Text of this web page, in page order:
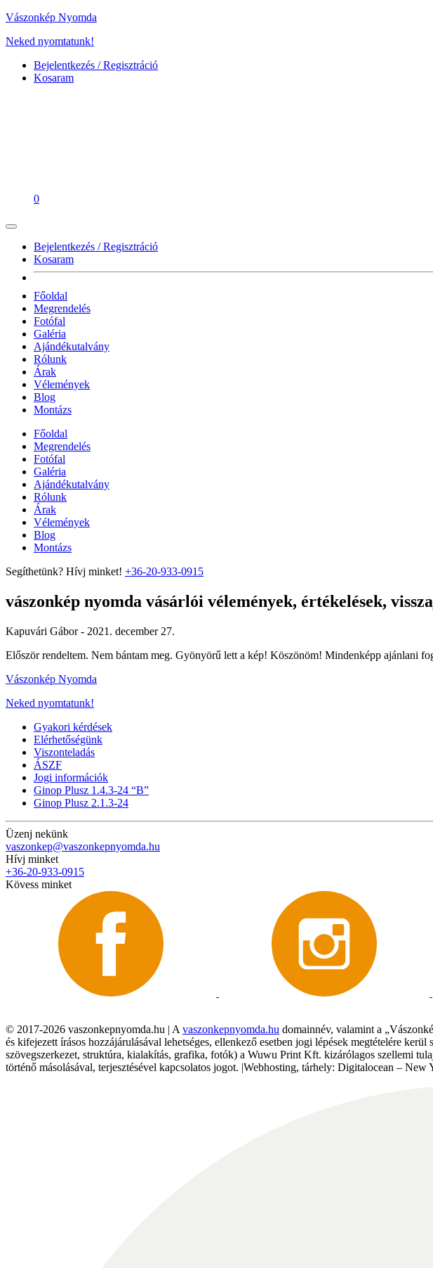
Vászonkép Nyomda
Neked nyomtatunk!
Bejelentkezés / Regisztráció
Kosaram
0
Bejelentkezés / Regisztráció
Kosaram
Főoldal
Megrendelés
Fotófal
Galéria
Ajándékutalvány
Rólunk
Árak
Vélemények
Blog
Montázs
Főoldal
Megrendelés
Fotófal
Galéria
Ajándékutalvány
Rólunk
Árak
Vélemények
Blog
Montázs
Segíthetünk? Hívj minket! +36-20-933-0915
vászonkép nyomda vásárlói vélemények, értékelések,
Kapuvári Gábor - 2021. december 27.
Először rendeltem. Nem bántam meg. Gyönyörű lett a kép! Köszönöm! Mindenképp ajánlani
Vászonkép Nyomda
Neked nyomtatunk!
Gyakori kérdések
Elérhetőségünk
Viszonteladás
ÁSZF
Jogi információk
Ginop Plusz 1.4.3-24 “B”
Ginop Plusz 2.1.3-24
Üzenj nekünk
vaszonkep@vaszonkepnyomda.hu
Hívj minket
+36-20-933-0915
Kövess minket
© 2017-2026 vaszonkepnyomda.hu | A vaszonkepnyomda.hu domainnév, valamint a
és kifejezett írásos hozzájárulásával lehetséges, ellenkező esetben jogi lépések megtételére
szövegszerkezet, struktúra, kialakítás, grafika, fotók) a Wuwu Print Kft. kizárólagos szellemi
történő másolásával, terjesztésével kapcsolatos jogot. |Webhosting, tárhely: Digitalocean –